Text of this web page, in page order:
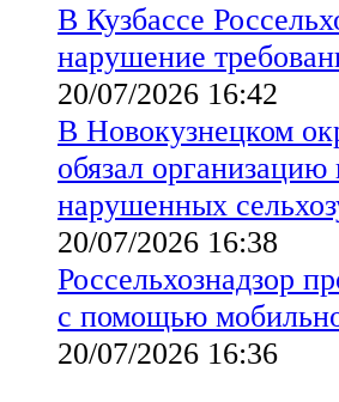
В Кузбассе
нарушение
20/07/2026 16:42
В Новокузнецком
обязал организацию
нарушенных
20/07/2026 16:38
Россельхознадзор
с помощью
20/07/2026 16:36